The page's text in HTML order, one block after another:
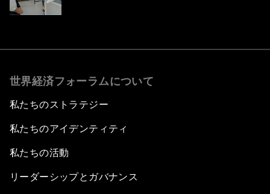
世界経済フォーラムについて
私たちのストラテジー
私たちのアイデンティティ
私たちの活動
リーダーシップとガバナンス